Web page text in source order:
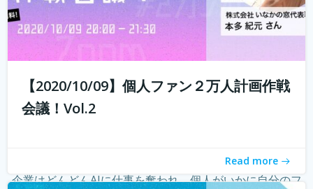
【2020/10/09】個人ファン２万人計画作戦
会議！Vol.2
Read more
たことを薄々感じている方も多いのではないでしょうか？
企業はどんどんAIに仕事を奪われ、個人がいかに自分のフ